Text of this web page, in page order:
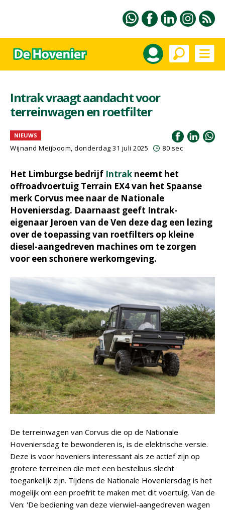
Intrak vraagt aandacht voor
terreinwagen en roetfilter
NIEUWS
Wijnand Meijboom, donderdag 31 juli 2025 80 sec
Het Limburgse bedrijf Intrak neemt het
offroadvoertuig Terrain EX4 van het Spaanse
merk Corvus mee naar de Nationale
Hoveniersdag. Daarnaast geeft Intrak-
eigenaar Jeroen van de Ven deze dag een lezing
over de toepassing van roetfilters op kleine
diesel-aangedreven machines om te zorgen
voor een schonere werkomgeving.
De terreinwagen van Corvus die op de Nationale
Hoveniersdag te bewonderen is, is de elektrische versie.
Deze is voor hoveniers interessant als ze actief zijn op
grotere terreinen die met een bestelbus slecht
toegankelijk zijn. Tijdens de Nationale Hoveniersdag is het
mogelijk om een proefrit te maken met dit voertuig. Van de
Ven: 'De bediening van deze vierwiel-aangedreven wagen